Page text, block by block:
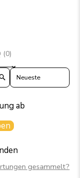
(0)
Sort reviews by
ab
gesammelt?